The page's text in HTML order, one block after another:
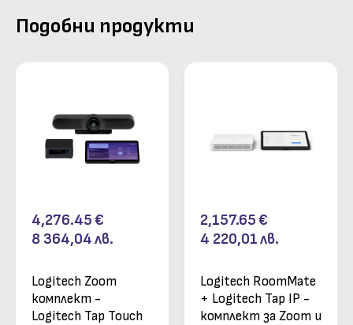
Подобни продукти
4,276.45€
8 364,04лв.
Logitech Zoom
комплект -
Logitech Tap Touch
2,157.65€
4 220,01лв.
Logitech RoomMate
+ Logitech Tap IP -
комплект за Zoom и